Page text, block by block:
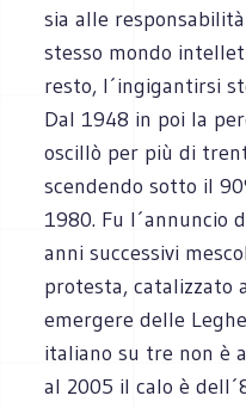
sia alle
stesso mondo
resto, l´ingigantirsi
Dal 1948 in poi la
oscillò per più di
scendendo sotto il
1980. Fu l´annuncio
anni successivi
protesta, catalizzato
emergere delle
italiano su tre non è
al 2005 il calo è